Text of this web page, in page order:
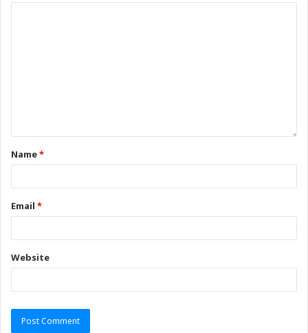
Name*
Email *
Website